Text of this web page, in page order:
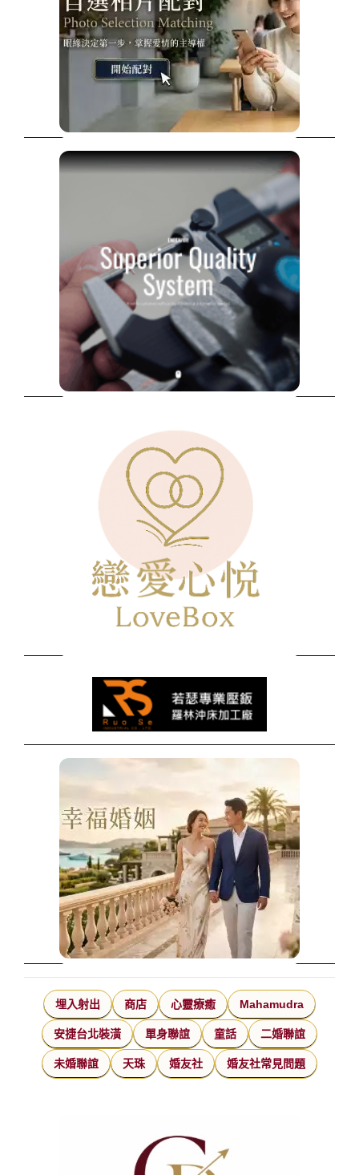
埋入射出 商店 心靈療癒 Mahamudra
安捷台北裝潢 單身聯誼 童話 二婚聯誼
未婚聯誼 天珠 婚友社 婚友社常見問題